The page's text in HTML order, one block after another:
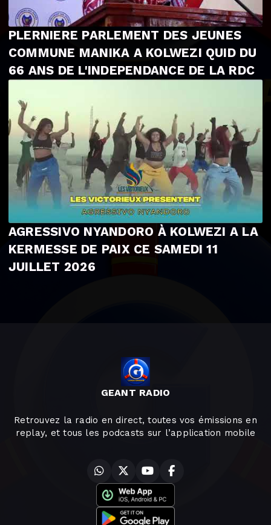
PLERNIERE PARLEMENT DES JEUNES
COMMUNE MANIKA A KOLWEZI QUID DU
66 ANS DE L'INDEPENDANCE DE LA RDC
AGRESSIVO NYANDORO À KOLWEZI A LA
KERMESSE DE PAIX CE SAMEDI 11
JUILLET 2026
GEANT RADIO
Retrouvez la radio en direct, toutes vos émissions en
replay, et tous les podcasts sur l’application mobile